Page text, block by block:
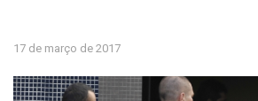
17 de março de 2017